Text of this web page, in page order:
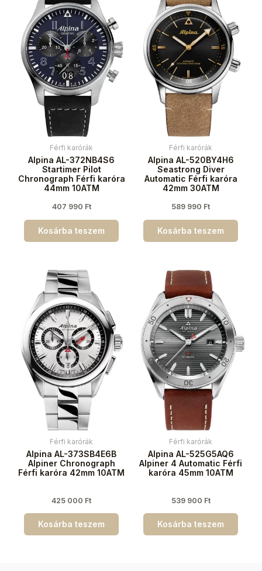
Férfi karórák
Alpina AL-372NB4S6
Startimer Pilot
Chronograph Férfi karóra
44mm 10ATM
407 990 Ft
Kosárba teszem
Férfi karórák
Alpina AL-520BY4H6
Seastrong Diver
Automatic Férfi karóra
42mm 30ATM
589 990 Ft
Kosárba teszem
Férfi karórák
Alpina AL-373SB4E6B
Alpiner Chronograph
Férfi karóra 42mm 10ATM
425 000 Ft
Kosárba teszem
Férfi karórák
Alpina AL-525G5AQ6
Alpiner 4 Automatic Férfi
karóra 45mm 10ATM
539 900 Ft
Kosárba teszem